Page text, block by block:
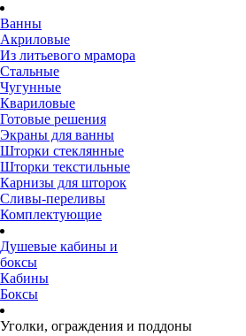
Ванны
Акриловые
Из литьевого мрамора
Стальные
Чугунные
Квариловые
Готовые решения
Экраны для ванны
Шторки стеклянные
Шторки текстильные
Карнизы для шторок
Сливы-переливы
Комплектующие
Душевые кабины и
боксы
Кабины
Боксы
Уголки, ограждения и поддоны